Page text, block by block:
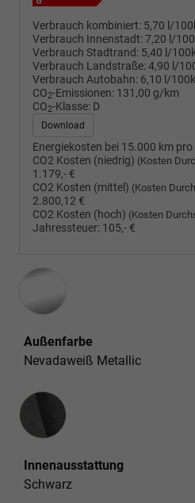
Verbrauch kombiniert: 5,70 l/
Verbrauch Innenstadt:7,20 l/
Verbrauch Stadtrand: 5,40 l/
Verbrauch Landstraße:4,90 l/
Verbrauch Autobahn: 6,10 l/
CO2-Emissionen: 131,00 g/km
CO2-Klasse: D
Download
Energiekosten bei 15.000 km
CO2 Kosten (niedrig) (Kosten
1.179,- €
CO2 Kosten (mittel) (Kosten
2.800,12 €
CO2 Kosten (hoch) (Kosten
Jahressteuer: 105,- €
Außenfarbe
Nevadaweiß Metallic
Innenausstattung
Innenausstattung
Schwarz